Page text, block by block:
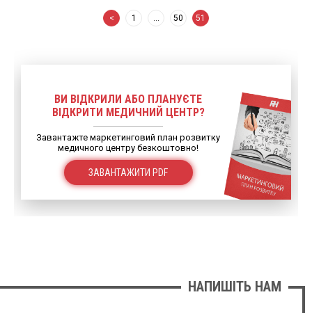
< 1 … 50 51
ВИ ВІДКРИЛИ АБО ПЛАНУЄТЕ
ВІДКРИТИ МЕДИЧНИЙ ЦЕНТР?
Завантажте маркетинговий план розвитку
медичного центру безкоштовно!
ЗАВАНТАЖИТИ PDF
НАПИШІТЬ НАМ